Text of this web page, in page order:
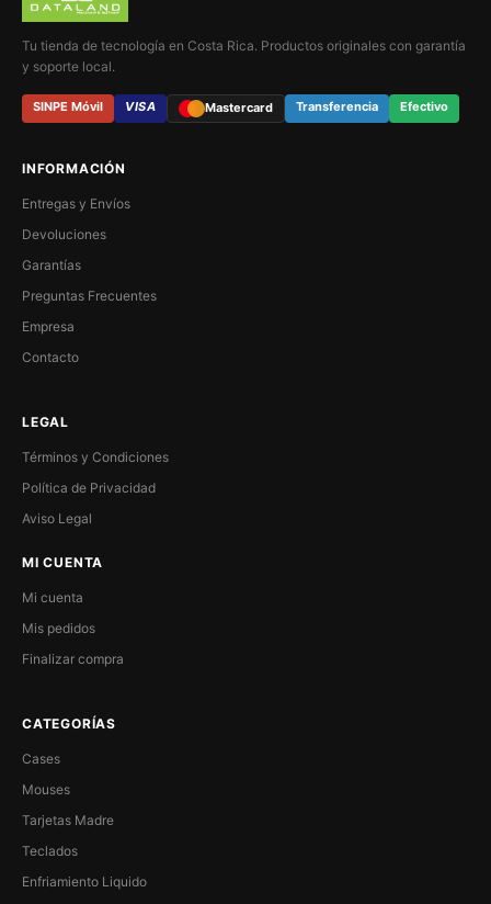
Tu tienda de tecnología en Costa Rica. Productos originales con garantía
y soporte local.
SINPE Móvil VISA Mastercard Transferencia Efectivo
INFORMACIÓN
Entregas y Envíos
Devoluciones
Garantías
Preguntas Frecuentes
Empresa
Contacto
LEGAL
Términos y Condiciones
Política de Privacidad
Aviso Legal
MI CUENTA
Mi cuenta
Mis pedidos
Finalizar compra
CATEGORÍAS
Cases
Mouses
Tarjetas Madre
Teclados
Enfriamiento Liquido